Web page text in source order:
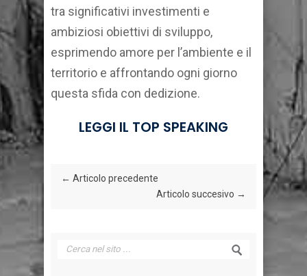
tra significativi investimenti e
ambiziosi obiettivi di sviluppo,
esprimendo amore per l’ambiente e il
territorio e affrontando ogni giorno
questa sfida con dedizione.
LEGGI IL TOP SPEAKING
← Articolo precedente
Articolo succesivo →